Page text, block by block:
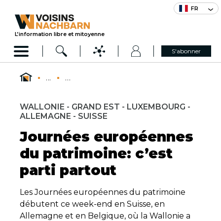
FR
L’information libre et mitoyenne
S'abonner
... ...
WALLONIE - GRAND EST - LUXEMBOURG -
ALLEMAGNE - SUISSE
Journées européennes
du patrimoine: c’est
parti partout
Les Journées européennes du patrimoine
débutent ce week-end en Suisse, en
Allemagne et en Belgique, où la Wallonie a